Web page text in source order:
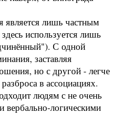
является лишь частным
используется лишь
С одной
заставляя
но с другой - легче
в ассоциациях.
людям с не очень
логическими